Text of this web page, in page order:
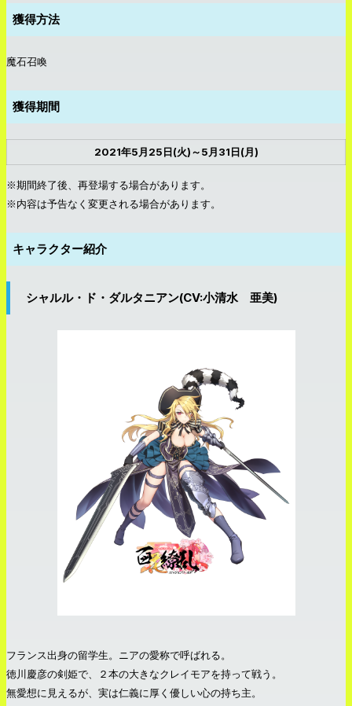
獲得方法
魔石召喚
獲得期間
2021年5月25日(火)～5月31日(月)
※期間終了後、再登場する場合があります。
※内容は予告なく変更される場合があります。
キャラクター紹介
シャルル・ド・ダルタニアン(CV:小清水 亜美)
フランス出身の留学生。ニアの愛称で呼ばれる。
徳川慶彦の剣姫で、２本の大きなクレイモアを持って戦う。
無愛想に見えるが、実は仁義に厚く優しい心の持ち主。